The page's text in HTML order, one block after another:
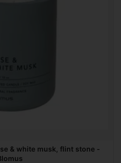
& white musk, flint stone -